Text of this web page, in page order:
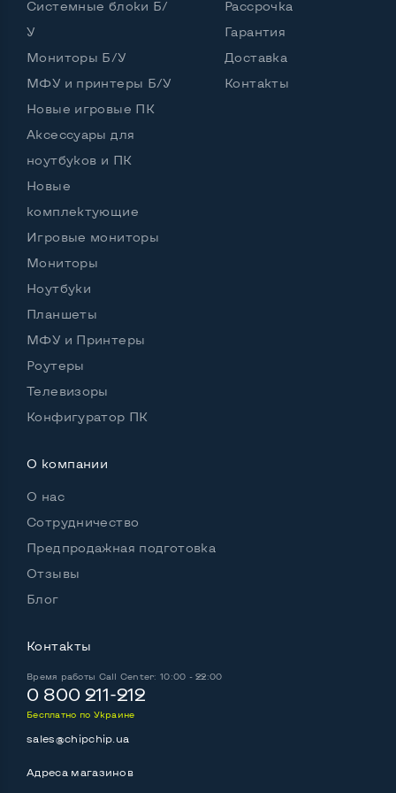
Интерфейс подключения Display portНет
Нет
Остальные возможности:
Блок питания
Регулировка положения дисплея
Наклон, вперед назад
Особенности (изогнутый экран, цвет и пр.)
ЦветЧерный
Системные блоки Б/
У
Мониторы Б/У
МФУ и принтеры Б/У
Новые игровые ПК
Аксессуары для
ноутбуков и ПК
Новые
комплектующие
Игровые мониторы
Мониторы
Ноутбуки
Планшеты
МФУ и Принтеры
Роутеры
Телевизоры
Конфигуратор ПК
Рассрочка
Гарантия
Доставка
Контакты
О компании
О нас
Сотрудничество
Предпродажная подготовка
Отзывы
Блог
Контакты
Время работы Call Center: 10:00 - 22:00
0 800 211-212
Бесплатно по Украине
sales@chipchip.ua
Адреса магазинов